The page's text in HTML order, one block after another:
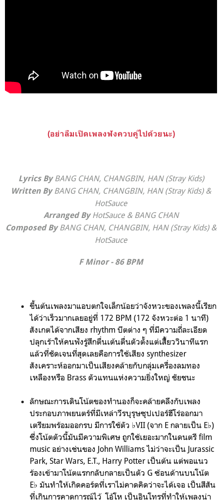
(อย่าลืมเปิดเพลงฟังควบคู่ไปด้วยนะ)
Lyrics By ​BANG CHAN, CHANGBIN, HAN (Stray Kids)
Written ByBANG CHAN, CHANGBIN, HAN (Stray Kids) &
HotSauce
Arranged ByHotSauce & BANG CHAN
Composed ByBANG CHAN, CHANGBIN, HAN (Stray Kids) &
HotSauce
F Minor - 86 BPM
ขึ้นต้นเพลงมาแอบตกใจเล็กน้อยว่าจังหวะของเพลงนี้เรียก
ได้ว่าเร็วมากเลยอยู่ที่ 172 BPM (172 จังหวะต่อ 1 นาที)
สังเกตได้จากเสียง rhythm บีตต่าง ๆ ที่มีความถี่ละเอียด
ปลุกเร้าให้คนฟังรู้สึกตื่นเต้นตื่นตัวตั้งแต่เสีั้ยววินาทีแรก
แล้วที่ชัดเจนที่สุดเลยคือการใช้เสียง synthesizer
สังเคราะห์ออกมาเป็นเสียงคล้ายกับกลุ่มเครื่องลมทอง
เหลืองหรือ Brass ตัวแทนแห่งความยิ่งใหญ่ ชัยชนะ
ลักษณะการเดินโน้ตของทำนองก็จะคล้ายคลึงกับเพลง
ประกอบภาพยนตร์ที่มีเหล่าวีรบุรุษซุปเปอร์ฮีโร่ออกมา
เตรียมพร้อมออกรบ มีการใช้ตัว ♭VII (จาก E กลายเป็น E♭)
ซึ่งโน้ตตัวนี้มันมีความพิเศษ ถูกใช้เยอะมากในดนตรี film
music อย่างเช่นของ John Williams ไม่ว่าจะเป็น Jurassic
Park, Star Wars, E.T., Harry Potter เป็นต้น แต่พอแนว
ร้องเข้ามาโน้ตแรกกลับกลายเป็นตัว G ซ้อนด้านบนโน้ต
E♭ มันทำให้เกิดคอร์ดที่เราไม่คาดคิดว่าจะได้เจอ เป็นสีสัน
ที่เกินการคาดการณ์ไว้ โอ้โห เป็นอินโทรที่ทำให้เพลงน่า